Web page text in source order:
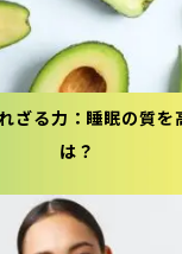
ざる力：睡眠の質を
は？